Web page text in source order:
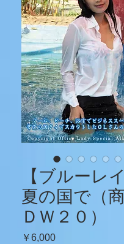
【ブルーレ
夏の国で（
ＤＷ２０）
￥6,000価